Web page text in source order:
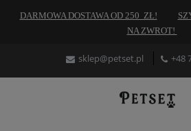
DARMOWA DOSTAWA OD 250 ZŁ!
NA ZWROT!
sklep@petset.pl +48